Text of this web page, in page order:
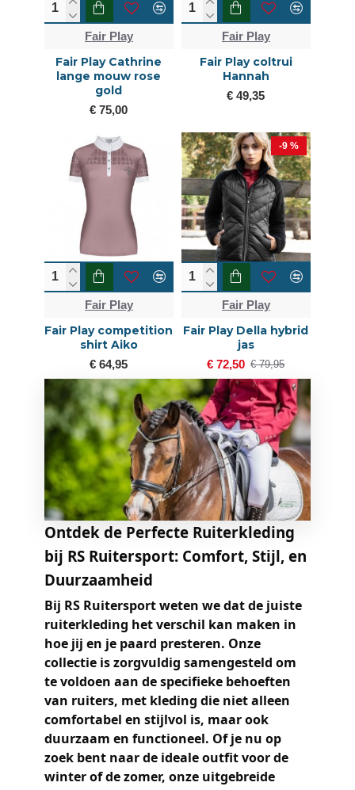
Ontdek de Perfecte Ruiterkleding
bij RS Ruitersport: Comfort, Stijl, en
Duurzaamheid
Bij RS Ruitersport weten we dat de juiste
ruiterkleding het verschil kan maken in
hoe jij en je paard presteren. Onze
collectie is zorgvuldig samengesteld om
te voldoen aan de specifieke behoeften
van ruiters, met kleding die niet alleen
comfortabel en stijlvol is, maar ook
duurzaam en functioneel. Of je nu op
zoek bent naar de ideale outfit voor de
winter of de zomer, onze uitgebreide
Fair Play
Fair Play Cathrine
lange mouw rose
gold
€ 75,00
Fair Play
Fair Play coltrui
Hannah
€ 49,35
Fair Play
Fair Play competition
shirt Aiko
€ 64,95
-9 %
Fair Play
Fair Play Della hybrid
jas
€ 72,50 € 79,95